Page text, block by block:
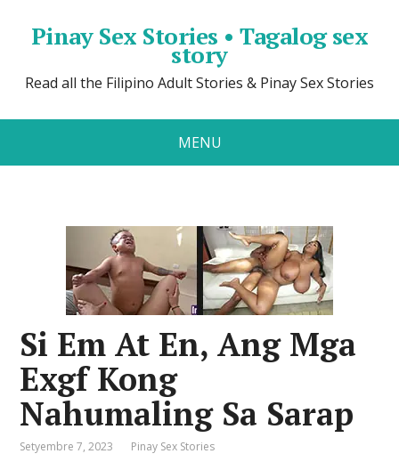
Pinay Sex Stories • Tagalog sex
story
Read all the Filipino Adult Stories & Pinay Sex Stories
MENU
Si Em At En, Ang Mga
Exgf Kong
Nahumaling Sa Sarap
Setyembre 7, 2023 Pinay Sex Stories